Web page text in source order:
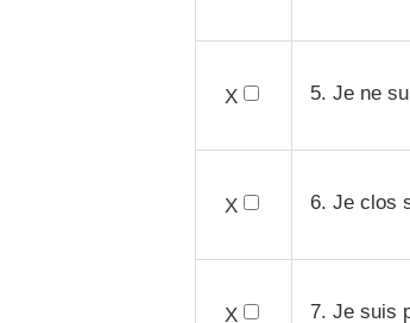
X 5. Je ne
X 6. Je clos
X 7. Je suis